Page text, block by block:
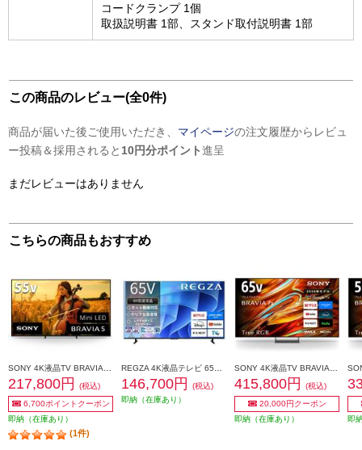
コードクランプ 1個
取扱説明書 1部、スタンド取付説明書 1部
この商品のレビュー(全0件)
商品が届いた後ご使用いただき、 マイページの注文履歴からレビュ
ー投稿＆採用されると 10円分ポイント進呈
まだレビューはありません
こちらの商品もおすすめ
217,800円
(税込)
6,700ポイントクーポン
即納（在庫あり）
(1件)
146,700円
(税込)
即納（在庫あり）
415,800円
(税込)
20,000円クーポン
即納（在庫あり）
即